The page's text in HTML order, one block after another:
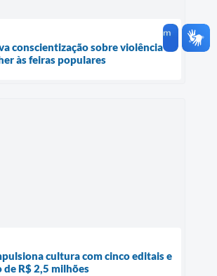
conscientização sobre violência
às feiras populares
cultura com cinco editais e
R$ 2,5 milhões